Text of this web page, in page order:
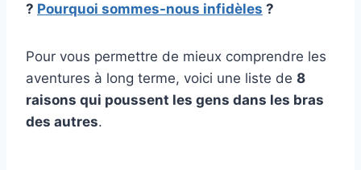
? Pourquoi sommes-nous infidèles ?
Pour vous permettre de mieux comprendre les
aventures à long terme, voici une liste de 8
raisons qui poussent les gens dans les bras
des autres.